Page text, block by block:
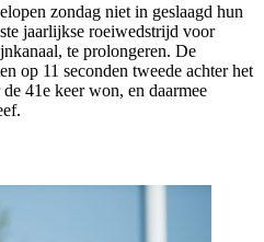
zondag niet in geslaagd hun
jaarlijkse roeiwedstrijd voor
te prolongeren. De
op 11 seconden tweede achter het
41e keer won, en daarmee